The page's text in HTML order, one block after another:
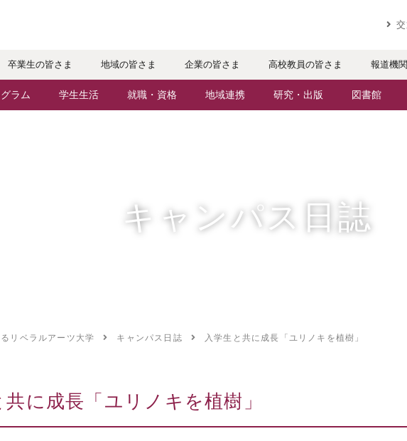
卒業生の皆さま 地域の皆さま 企業の皆さま 高校教員の皆さま 報道機
ラム 学生生活
大学周辺マップ
就職・資格
就職実績
地域連携
社会人・シニア入学
研究・出版
研究論文
図書館
キャンパス日誌
リベラルアーツ大学 キャンパス日誌 入学生と共に成長「ユリノキを植樹」
共に成長「ユリノキを植樹」